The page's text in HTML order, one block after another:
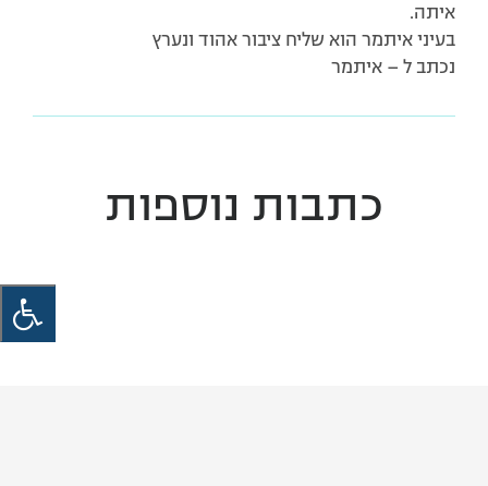
איתה.
בעיני איתמר הוא שליח ציבור אהוד ונערץ
נכתב ל – איתמר
כתבות נוספות